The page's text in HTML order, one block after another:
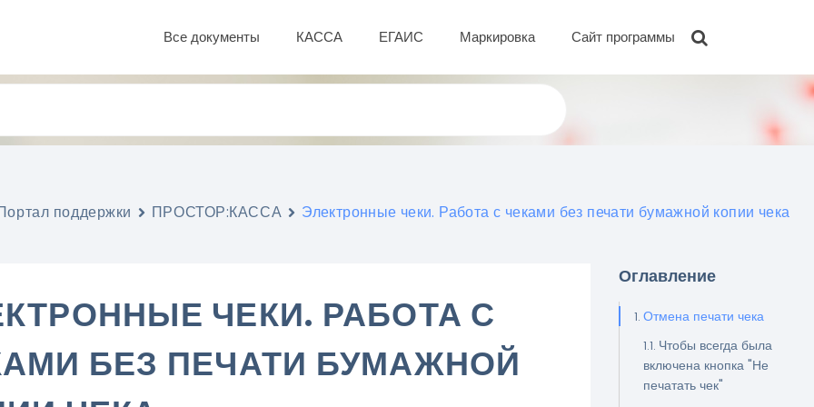
Все документы КАССА ЕГАИС Маркировка Сайт программы
поддержки ПРОСТОР:КАССА Электронные чеки. Работа с чеками без печати бумажной копии чека
ЧЕКИ. РАБОТА С
БЕЗ ПЕЧАТИ БУМАЖНОЙ
Оглавление
Отмена печати чека
Чтобы всегда была
включена кнопка "Не
печатать чек"